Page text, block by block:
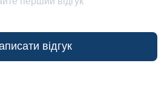
відгук